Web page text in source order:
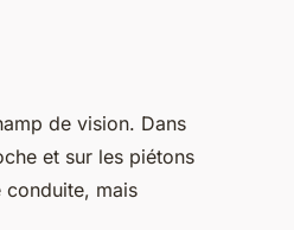
de vision. Dans
et sur les piétons
conduite, mais